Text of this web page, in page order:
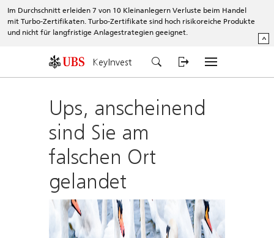
Im Durchschnitt erleiden 7 von 10 Kleinanlegern Verluste beim Handel
mit Turbo-Zertifikaten. Turbo-Zertifikate sind hoch risikoreiche Produkte
und nicht für langfristige Anlagestrategien geeignet.
^
KeyInvest
Ups, anscheinend
sind Sie am
falschen Ort
gelandet